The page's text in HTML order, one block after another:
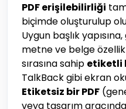
PDF erişilebilirliği
biçimde oluşturulup
Uygun başlık
metne ve belge
sırasına sahip etiketli
TalkBack gibi ekran
Etiketsiz bir PDF
veya tasarım